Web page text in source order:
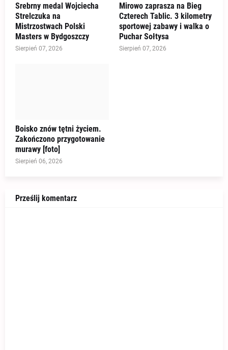
Srebrny medal Wojciecha
Strelczuka na
Mistrzostwach Polski
Masters w Bydgoszczy
Sierpień 07, 2026
Mirowo zaprasza na Bieg
Czterech Tablic. 3 kilometry
sportowej zabawy i walka o
Puchar Sołtysa
Sierpień 07, 2026
Boisko znów tętni życiem.
Zakończono przygotowanie
murawy [foto]
Sierpień 06, 2026
Prześlij komentarz